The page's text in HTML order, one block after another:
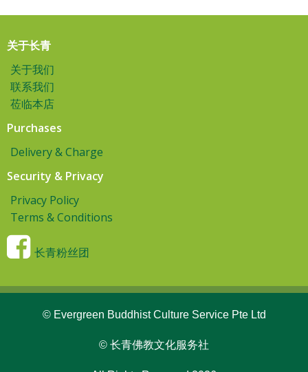
关于长青
关于我们
联系我们
莅临本店
Purchases
Delivery & Charge
Security & Privacy
Privacy Policy
Terms & Conditions
长青粉丝团
© Evergreen Buddhist Culture Service Pte Ltd
© 长青佛教文化服务社